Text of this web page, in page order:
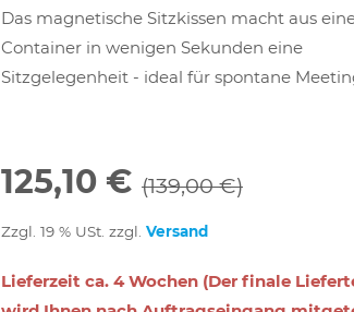
Das magnetische Sitzkissen macht aus
Container in wenigen Sekunden eine
Sitzgelegenheit - ideal für spontane
125,10 € (139,00 €)
Zzgl. 19 % USt. zzgl. Versand
Lieferzeit ca. 4 Wochen (Der finale